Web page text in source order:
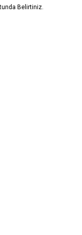
Belirtiniz.